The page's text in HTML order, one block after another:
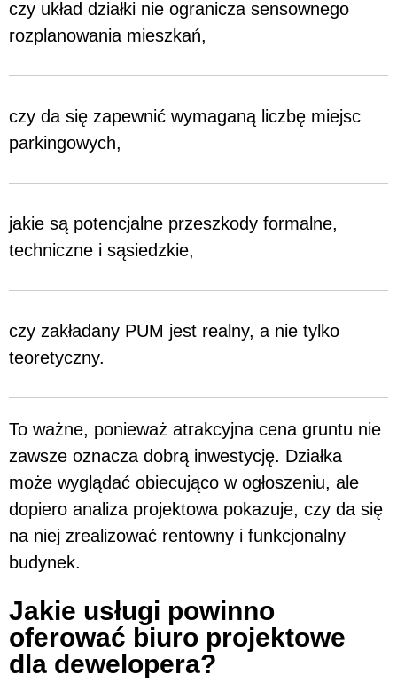
czy układ działki nie ogranicza sensownego
rozplanowania mieszkań,
czy da się zapewnić wymaganą liczbę miejsc
parkingowych,
jakie są potencjalne przeszkody formalne,
techniczne i sąsiedzkie,
czy zakładany PUM jest realny, a nie tylko
teoretyczny.
To ważne, ponieważ atrakcyjna cena gruntu nie
zawsze oznacza dobrą inwestycję. Działka
może wyglądać obiecująco w ogłoszeniu, ale
dopiero analiza projektowa pokazuje, czy da się
na niej zrealizować rentowny i funkcjonalny
budynek.
Jakie usługi powinno
oferować biuro projektowe
dla dewelopera?